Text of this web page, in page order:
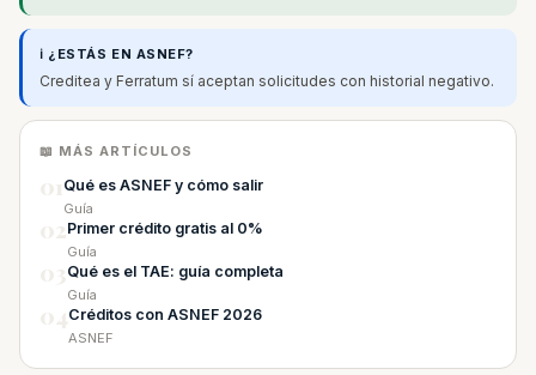
ℹ️ ¿ESTÁS EN ASNEF?
Creditea y Ferratum sí aceptan solicitudes con historial negativo.
📖 MÁS ARTÍCULOS
Qué es ASNEF y cómo salir
Guía
Primer crédito gratis al 0%
Guía
Qué es el TAE: guía completa
Guía
Créditos con ASNEF 2026
ASNEF